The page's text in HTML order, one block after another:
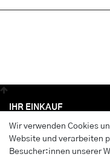
Wir verwenden Cookies
Website und verarbeiten
Besucher:innen unserer
IHR EINKAUF
Anmelden